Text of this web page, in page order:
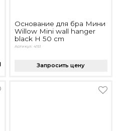
Основание для бра Мини
Willow Mini wall hanger
black H 50 cm
Артикул: 4151
Запросить цену